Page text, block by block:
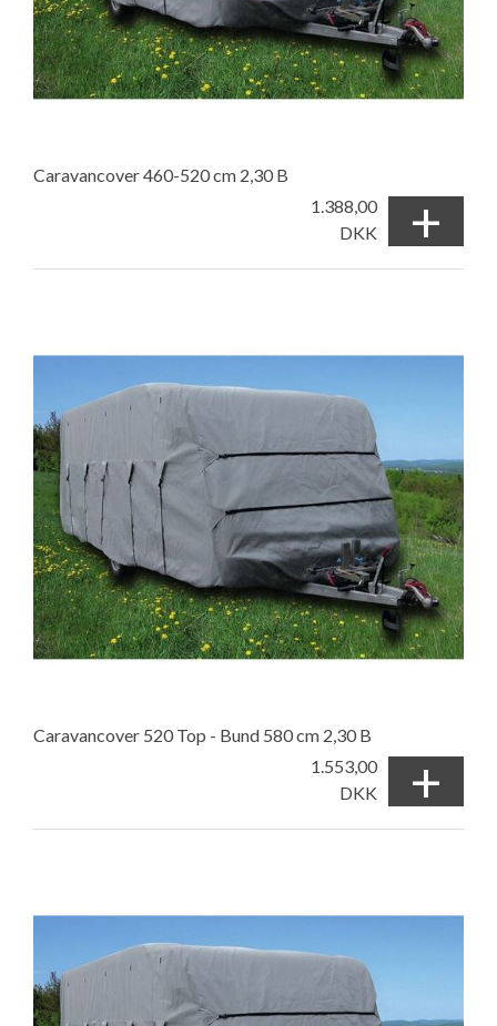
Caravancover 460-520 cm 2,30 B
1.388,00
DKK
+
Caravancover 520 Top - Bund 580 cm 2,30 B
1.553,00
DKK
+